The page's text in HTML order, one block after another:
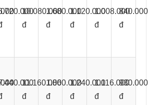
10.080.000
đ
1.680.000
đ
1.120.000
đ
1.008.000
đ
840.000
đ
11.160.000
đ
1.860.000
đ
1.240.000
đ
1.116.000
đ
930.000
đ